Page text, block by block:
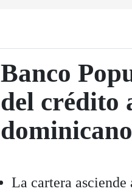
Banco
del crédito
dominicano
La cartera